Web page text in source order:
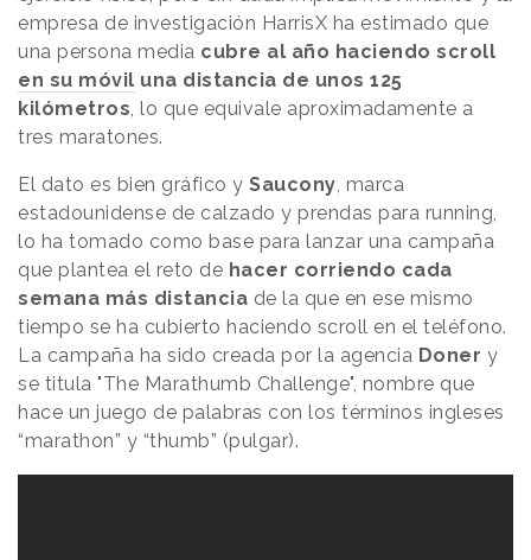
empresa de investigación HarrisX ha estimado que
una persona media cubre al año haciendo scroll
en su móvil una distancia de unos 125
kilómetros , lo que equivale aproximadamente a
tres maratones.
El dato es bien gráfico y Saucony , marca
estadounidense de calzado y prendas para running,
lo ha tomado como base para lanzar una campaña
que plantea el reto de hacer corriendo cada
semana más distancia de la que en ese mismo
tiempo se ha cubierto haciendo scroll en el teléfono.
La campaña ha sido creada por la agencia Doner y
se titula "The Marathumb Challenge", nombre que
hace un juego de palabras con los términos ingleses
“marathon” y “thumb” (pulgar).